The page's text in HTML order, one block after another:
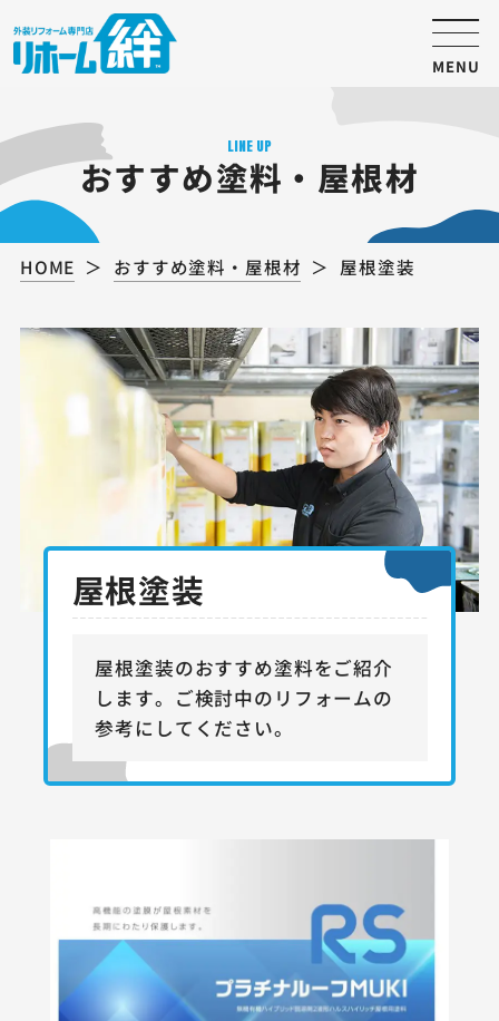
MENU
LINE UP
おすすめ塗料・屋根材
HOME おすすめ塗料・屋根材 屋根塗装
屋根塗装
屋根塗装のおすすめ塗料をご紹介
します。 ご検討中のリフォームの
参考にしてください。